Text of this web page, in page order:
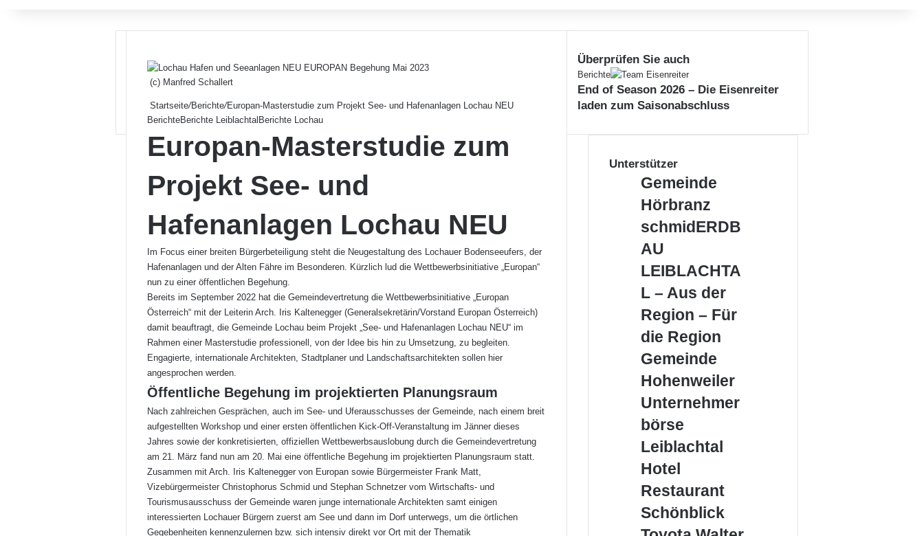
(c) Manfred Schallert
Startseite/Berichte/Europan-Masterstudie zum Projekt See- und Hafenanlagen Lochau NEU
BerichteBerichte Leiblachtal Berichte Lochau
Europan-Masterstudie zum
Projekt See- und
Hafenanlagen Lochau NEU
Im Focus einer breiten Bürgerbeteiligung steht die Neugestaltung des Lochauer Bodenseeufers, der
Hafenanlagen und der Alten Fähre im Besonderen. Kürzlich lud die Wettbewerbsinitiative „Europan“
nun zu einer öffentlichen Begehung.
Bereits im September 2022 hat die Gemeindevertretung die Wettbewerbsinitiative „Europan
Österreich“ mit der Leiterin Arch. Iris Kaltenegger (Generalsekretärin/Vorstand Europan Österreich)
damit beauftragt, die Gemeinde Lochau beim Projekt „See- und Hafenanlagen Lochau NEU“ im
Rahmen einer Masterstudie professionell, von der Idee bis hin zu Umsetzung, zu begleiten.
Engagierte, internationale Architekten, Stadtplaner und Landschaftsarchitekten sollen hier
angesprochen werden.
Öffentliche Begehung im projektierten Planungsraum
Nach zahlreichen Gesprächen, auch im See- und Uferausschusses der Gemeinde, nach einem breit
aufgestellten Workshop und einer ersten öffentlichen Kick-Off-Veranstaltung im Jänner dieses
Jahres sowie der konkretisierten, offiziellen Wettbewerbsauslobung durch die Gemeindevertretung
am 21. März fand nun am 20. Mai eine öffentliche Begehung im projektierten Planungsraum statt.
Zusammen mit Arch. Iris Kaltenegger von Europan sowie Bürgermeister Frank Matt,
Vizebürgermeister Christophorus Schmid und Stephan Schnetzer vom Wirtschafts- und
Tourismusausschuss der Gemeinde waren junge internationale Architekten samt einigen
interessierten Lochauer Bürgern zuerst am See und dann im Dorf unterwegs, um die örtlichen
Gegebenheiten kennenzulernen bzw. sich intensiv direkt vor Ort mit der Thematik
Überprüfen Sie auch
Schließen
Berichte
End of Season 2026 – Die Eisenreiter
laden zum Saisonabschluss
Unterstützer
Gemeinde
Gemeinde
Hörbranz
schmidERDBAU
–
Aus
Region
–
Für
die
Region
schmidERDB
AU
LEIBLACHTA
L – Aus der
Region – Für
die Region
Gemeinde
Gemeinde
Hohenweiler
Unternehmerbörse
Unternehmer
börse
Leiblachtal
Hotel
Schönblick
Hotel
Restaurant
Schönblick
Toyota